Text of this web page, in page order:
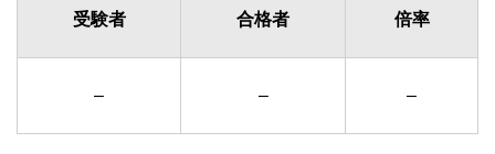
受験者 合格者 倍率
– – –